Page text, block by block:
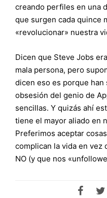
creando perfiles en una
que surgen cada quince
«revolucionar» nuestra
Dicen que Steve Jobs
mala persona, pero
dicen eso es porque
obsesión del genio de
sencillas. Y quizás ahí
tiene el mayor aliado en
Preferimos aceptar
complican la vida en vez
NO (y que nos